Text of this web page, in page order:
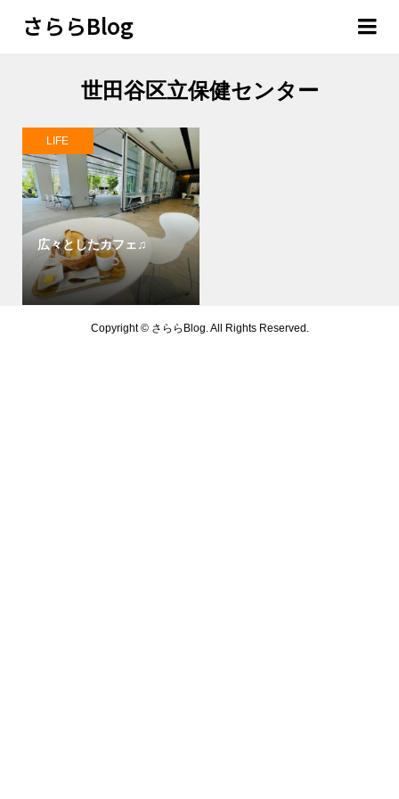
さららBlog
世田谷区立保健センター
広々としたカフェ♫
LIFE
Copyright ©さららBlog. All Rights Reserved.